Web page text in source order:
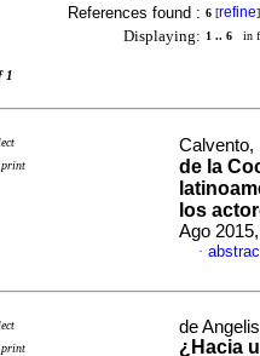
References found : 6 [refine]
Displaying: 1 .. 6 in
1
Calvento,
de la
los
Ago
·
de
¿Hacia